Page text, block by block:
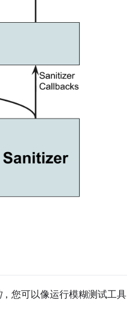
，您可以像运行模糊测试工具